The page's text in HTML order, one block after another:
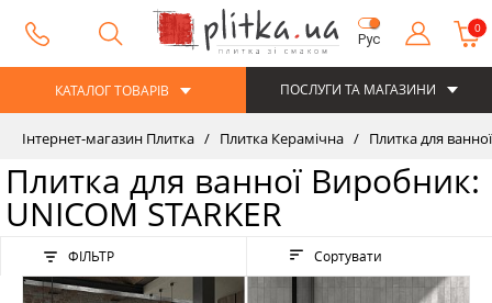
Рус
0
КАТАЛОГ ТОВАРІВ ПОСЛУГИ ТА МАГАЗИНИ
Інтернет-магазин Плитка Плитка Керамічна Плитка для ванної
Плитка для ванної Виробник:
UNICOM STARKER
ФІЛЬТР Сортувати